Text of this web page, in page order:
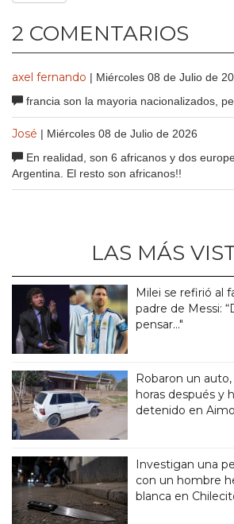
2 COMENTARIOS
axel fernando | Miércoles 08 de Julio de
francia son la mayoria nacionalizados,
José | Miércoles 08 de Julio de 2026
En realidad, son 6 africanos y dos
Argentina. El resto son africanos!!
LAS MÁS
Milei se refirió al
padre de Messi:
pensar..."
Robaron un
horas después y
detenido en
Investigan una
con un hombre
blanca en